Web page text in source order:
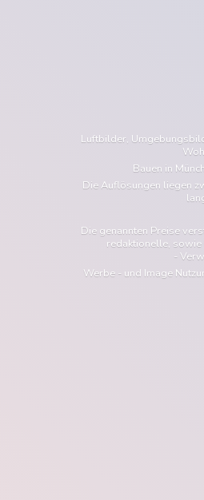
Luftbilder,
Bauen in
Die Auflösungen liegen
Die genannten Preise
redaktionelle,
-
Werbe - und Image